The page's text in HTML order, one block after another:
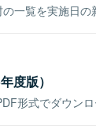
一覧を実施日の
度版）
形式でダウンロ